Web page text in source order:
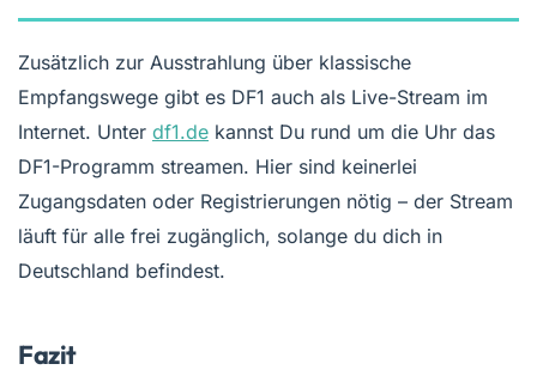
Zusätzlich zur Ausstrahlung über klassische
Empfangswege gibt es DF1 auch als Live-Stream im
Internet. Unter df1.de kannst Du rund um die Uhr das
DF1-Programm streamen. Hier sind keinerlei
Zugangsdaten oder Registrierungen nötig – der Stream
läuft für alle frei zugänglich, solange du dich in
Deutschland befindest.
Fazit